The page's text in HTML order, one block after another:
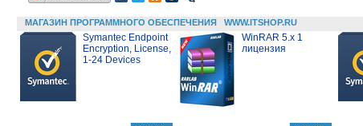
МАГАЗИН ПРОГРАММНОГО ОБЕСПЕЧЕНИЯ WWW.ITSHOP.RU
Symantec Endpoint
Encryption, License,
1-24 Devices
WinRAR 5.x 1
лицензия